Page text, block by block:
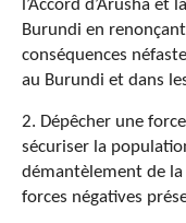
l’Accord d’Arusha
Burundi en
conséquences
au Burundi et dans
2. Dépêcher une
sécuriser la
démantèlement de
forces négatives